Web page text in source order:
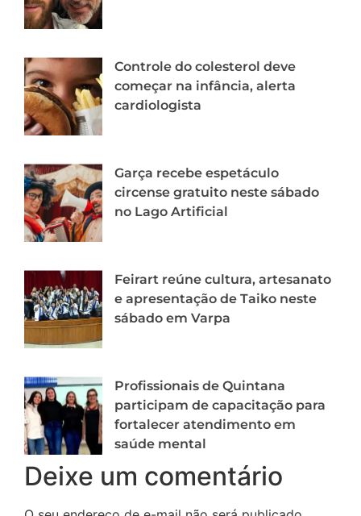
Controle do colesterol deve
começar na infância, alerta
cardiologista
Garça recebe espetáculo
circense gratuito neste sábado
no Lago Artificial
Feirart reúne cultura, artesanato
e apresentação de Taiko neste
sábado em Varpa
Profissionais de Quintana
participam de capacitação para
fortalecer atendimento em
saúde mental
Deixe um comentário